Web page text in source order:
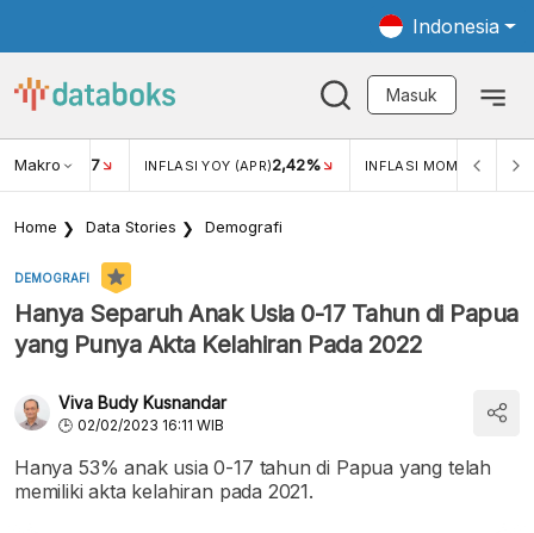
Indonesia
Masuk
Makro
USD/IDR 17 INFLASI YOY (APR)2,42% INFLASI MOM (MAR)
Home Data Stories Demografi
DEMOGRAFI
Hanya Separuh Anak Usia 0-17 Tahun di Papua
yang Punya Akta Kelahiran Pada 2022
Viva Budy Kusnandar
02/02/2023 16:11 WIB
Hanya 53% anak usia 0-17 tahun di Papua yang telah
memiliki akta kelahiran pada 2021.